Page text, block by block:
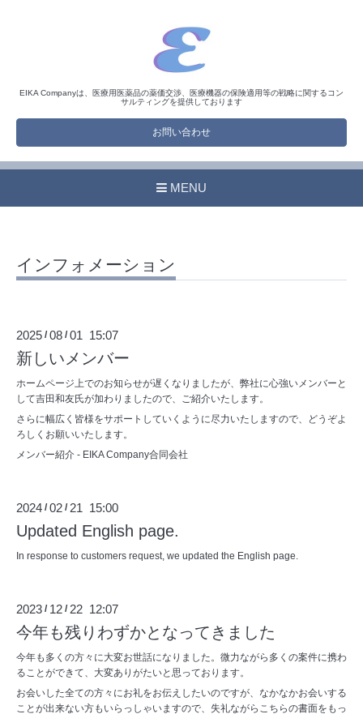
EIKA Companyは、医療用医薬品の薬価交渉、医療機器の保険適用等の戦略に関するコン
サルティングを提供しております
お問い合わせ
MENU
インフォメーション
2025 /08 /01 15:07
新しいメンバー
ホームページ上でのお知らせが遅くなりましたが、弊社に心強いメンバーと
して吉田和友氏が加わりましたので、ご紹介いたします。
さらに幅広く皆様をサポートしていくように尽力いたしますので、どうぞよ
ろしくお願いいたします。
メンバー紹介 - EIKA Company合同会社
2024 /02 / 21 15:00
Updated English page.
In response to customers request, we updated the English page.
2023 / 12 / 22 12:07
今年も残りわずかとなってきました
今年も多くの方々に大変お世話になりました。微力ながら多くの案件に携わ
ることができて、大変ありがたいと思っております。
お会いした全ての方々にお礼をお伝えしたいのですが、なかなかお会いする
ことが出来ない方もいらっしゃいますので、失礼ながらこちらの書面をもっ